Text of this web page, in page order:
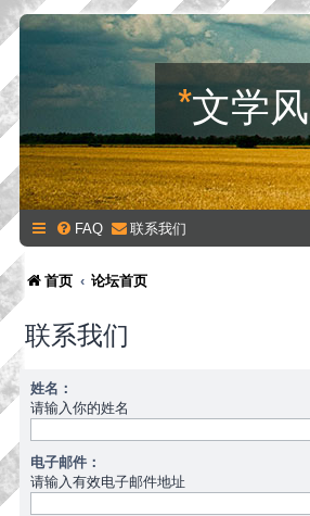
*文学风
FAQ 联系我们
首页 论坛首页
联系我们
姓名：
请输入你的姓名
电子邮件：
请输入有效电子邮件地址